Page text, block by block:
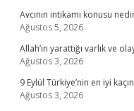
Avcının intikamı konusu
Ağustos 5, 2026
Allah’ın yarattığı varlık ve
Ağustos 3, 2026
9 Eylül Türkiye’nin en iyi
Ağustos 3, 2026